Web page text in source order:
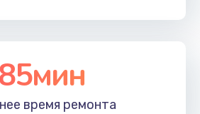
85мин
время ремонта